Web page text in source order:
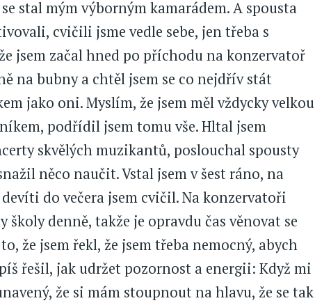
stal mým výborným kamarádem. A spousta
cvičili jsme vedle sebe, jen třeba s
jsem začal hned po příchodu na konzervatoř
na bubny a chtěl jsem se co nejdřív stát
jako oni. Myslím, že jsem měl vždycky velkou
podřídil jsem tomu vše. Hltal jsem
skvělých muzikantů, poslouchal spousty
něco naučit. Vstal jsem v šest ráno, na
do večera jsem cvičil. Na konzervatoři
denně, takže je opravdu čas věnovat se
že jsem řekl, že jsem třeba nemocný, abych
řešil, jak udržet pozornost a energii: Když mi
že si mám stoupnout na hlavu, že se tak